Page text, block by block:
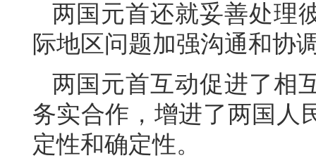
两国元首还就妥善处理
际地区问题加强沟通和协
两国元首互动促进了相
务实合作，增进了两国人
定性和确定性。